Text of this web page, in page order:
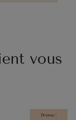
vous
Promo !